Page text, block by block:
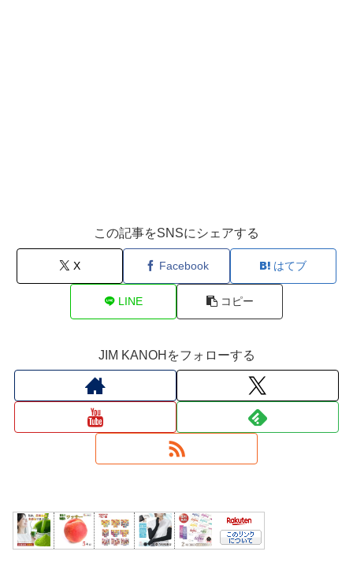
この記事をSNSにシェアする
X Facebook はてブ
LINE コピー
JIM KANOHをフォローする